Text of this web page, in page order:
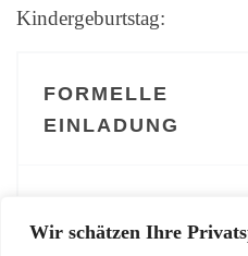
Wir schätzen Ihre
Kindergeburtstag:
FORMELLE
EINLADUNG
zu Maxs 10. Geburtstag